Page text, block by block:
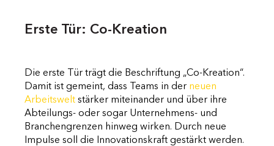
Erste Tür: Co-Kreation
Die erste Tür trägt die Beschriftung „Co-Kreation“.
Damit ist gemeint, dass Teams in der neuen
Arbeitswelt stärker miteinander und über ihre
Abteilungs- oder sogar Unternehmens- und
Branchengrenzen hinweg wirken. Durch neue
Impulse soll die Innovationskraft gestärkt werden.